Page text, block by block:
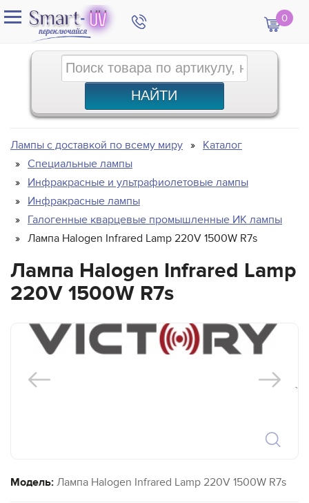
0
Лампы с доставкой по всему миру
Каталог
Специальные лампы
Инфракрасные и ультрафиолетовые лампы
Инфракрасные лампы
Галогенные кварцевые промышленные ИК лампы
Лампа Halogen Infrared Lamp 220V 1500W R7s
Лампа Halogen Infrared Lamp
220V 1500W R7s
`
Модель: Лампа Halogen Infrared Lamp 220V 1500W R7s